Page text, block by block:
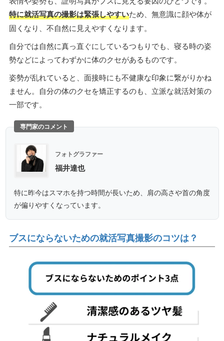
特に就活写真の撮影は緊張しやすいため、無意識に顔や体が
固くなり、不自然に見えやすくなります。
自分では自然に真っ直ぐにしているつもりでも、寝る時の姿
勢などによってわずかに体のクセがあるものです。
姿勢が乱れていると、面接時にも不健康な印象に繋がりかね
ません。自分の体のクセを矯正するのも、立派な就活対策の
一部です。
専門家のコメント
フォトグラファー
福井達也
特に昨今はスマホを持つ時間が長いため、肩の高さや首の角度
が偏りやすくなっています。
ブスにならないための就活写真撮影のコツは？